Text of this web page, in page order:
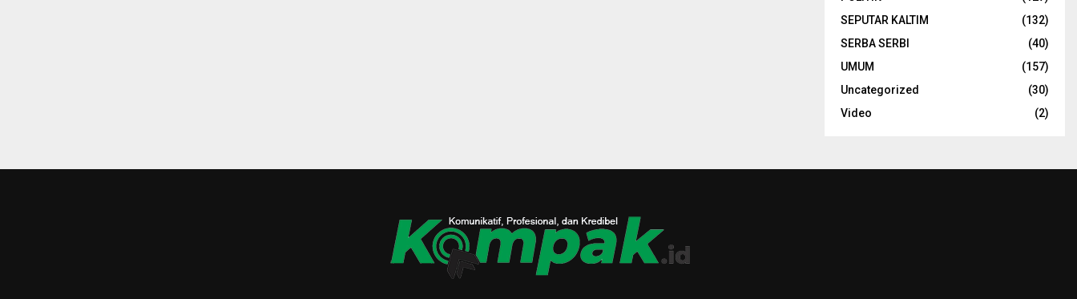
SEPUTAR KALTIM
(132)
SERBA SERBI
(40)
UMUM
(157)
Uncategorized
(30)
Video
(2)